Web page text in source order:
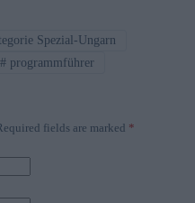
Facebook
the right to alter
of the event
events/21395320
Spezial-Ungarn
#programmführer
fields are marked *